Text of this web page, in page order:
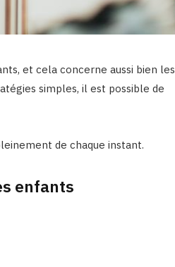
et cela concerne aussi bien les
simples, il est possible de
de chaque instant.
enfants